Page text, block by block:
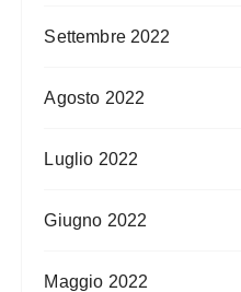
Settembre 2022
Agosto 2022
Luglio 2022
Giugno 2022
Maggio 2022